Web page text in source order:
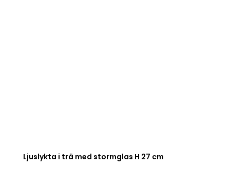
Ljuslykta i trä med stormglas H 27 cm